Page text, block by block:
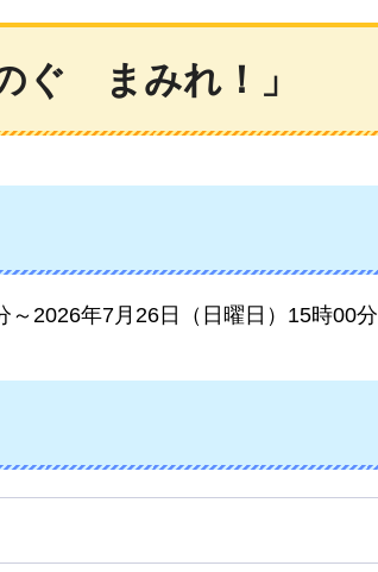
ぐ まみれ！」
2026年7月26日（日曜日）15時00分